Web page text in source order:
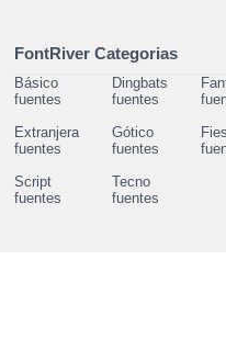
FontRiver Categorias
Básico
fuentes
Dingbats
fuentes
Extranjera
fuentes
Gótico
fuentes
Script
fuentes
Tecno
fuentes